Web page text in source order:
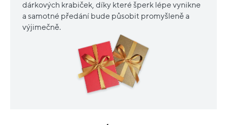
dárkových krabiček, díky které šperk lépe vynikne
a samotné předání bude působit promyšleně a
výjimečně.